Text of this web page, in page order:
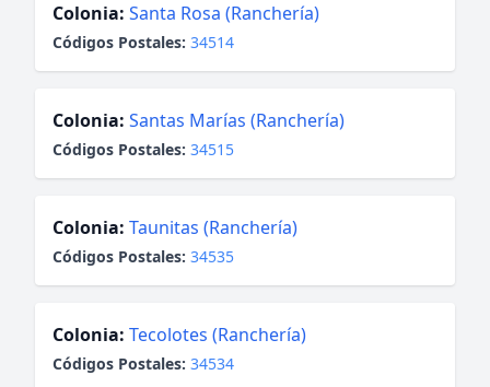
Colonia: Santa Rosa (Ranchería)
Códigos Postales: 34514
Colonia: Santas Marías (Ranchería)
Códigos Postales: 34515
Colonia: Taunitas (Ranchería)
Códigos Postales: 34535
Colonia: Tecolotes (Ranchería)
Códigos Postales: 34534